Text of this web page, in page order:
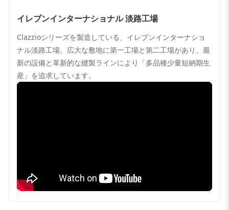
イレブンインターナショナル 淡路工場
Clazzioシリーズを製造している、イレブンインターナショ
ナル淡路工場。広大な敷地に第一工場と第二工場があり、最
新の設備と革新的な縫製ラインにより「多品種少量短納期生
産」を追求しています。